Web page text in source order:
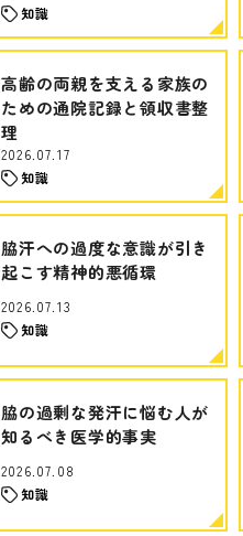
知識
高齢の両親を支える家族の
ための通院記録と領収書整
理
2026.07.17
知識
脇汗への過度な意識が引き
起こす精神的悪循環
2026.07.13
知識
脇の過剰な発汗に悩む人が
知るべき医学的事実
2026.07.08
知識